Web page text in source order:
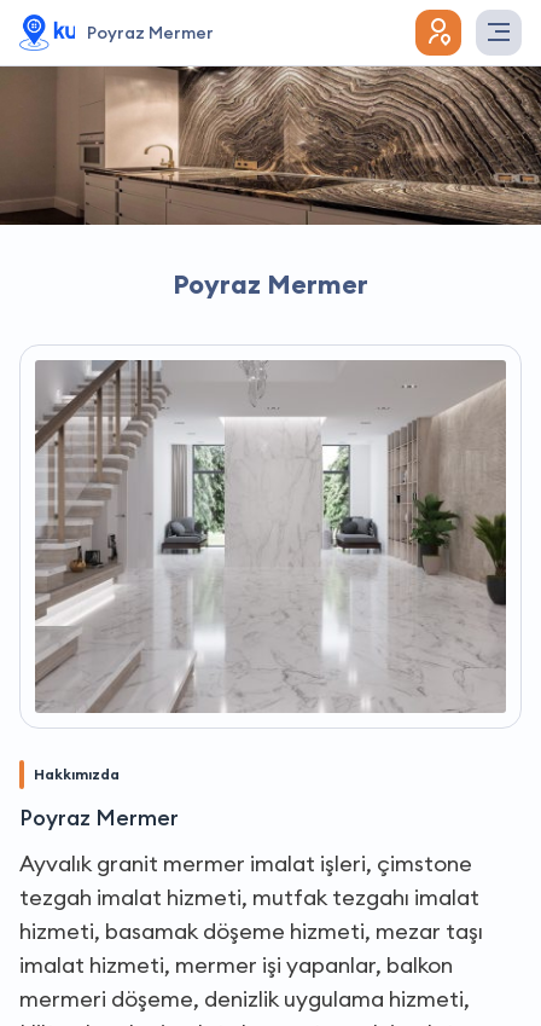
Poyraz Mermer
Poyraz Mermer
Hakkımızda
Poyraz Mermer
Ayvalık granit mermer imalat işleri, çimstone
tezgah imalat hizmeti, mutfak tezgahı imalat
hizmeti, basamak döşeme hizmeti, mezar taşı
imalat hizmeti, mermer işi yapanlar, balkon
mermeri döşeme, denizlik uygulama hizmeti,